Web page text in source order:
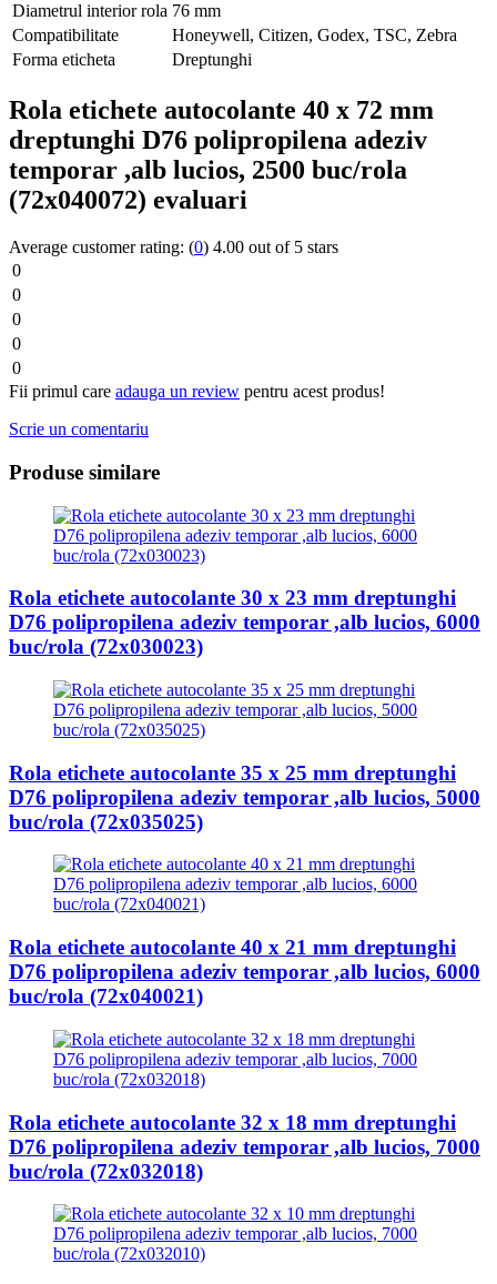
Diametrul interior rola 76 mm
Compatibilitate
Honeywell, Citizen, Godex, TSC, Zebra
Forma eticheta
Dreptunghi
Rola etichete autocolante 40 x 72 mm
dreptunghi D76 polipropilena adeziv
temporar ,alb lucios, 2500 buc/rola
(72x040072) evaluari
Average customer rating: (0) 4.00 out of 5 stars
0
0
0
0
0
Fii primul care adauga un review pentru acest produs!
Scrie un comentariu
Produse similare
Rola etichete autocolante 30 x 23 mm dreptunghi
D76 polipropilena adeziv temporar ,alb lucios, 6000
buc/rola (72x030023)
Rola etichete autocolante 35 x 25 mm dreptunghi
D76 polipropilena adeziv temporar ,alb lucios, 5000
buc/rola (72x035025)
Rola etichete autocolante 40 x 21 mm dreptunghi
D76 polipropilena adeziv temporar ,alb lucios, 6000
buc/rola (72x040021)
Rola etichete autocolante 32 x 18 mm dreptunghi
D76 polipropilena adeziv temporar ,alb lucios, 7000
buc/rola (72x032018)